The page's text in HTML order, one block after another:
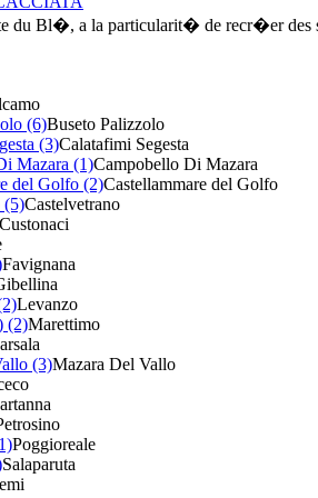
du Bl�, a la particularit� de recr�er des
(6)Buseto Palizzolo
(3)Calatafimi Segesta
Mazara (1)Campobello Di Mazara
del Golfo (2)Castellammare del Golfo
(5)Castelvetrano
Custonaci
Favignana
Levanzo
(2)Marettimo
(3)Mazara Del Vallo
Poggioreale
Salaparuta